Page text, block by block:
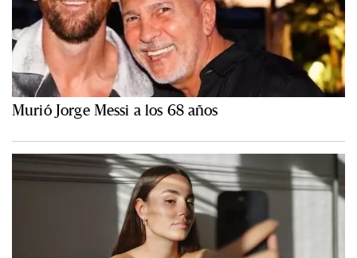
Murió Jorge Messi a los 68 años